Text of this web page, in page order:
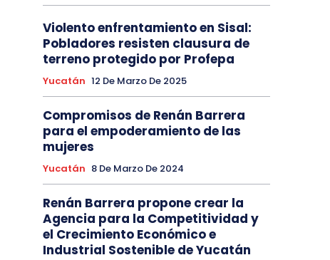
Violento enfrentamiento en Sisal:
Pobladores resisten clausura de
terreno protegido por Profepa
Yucatán 12 De Marzo De 2025
Compromisos de Renán Barrera
para el empoderamiento de las
mujeres
Yucatán 8 De Marzo De 2024
Renán Barrera propone crear la
Agencia para la Competitividad y
el Crecimiento Económico e
Industrial Sostenible de Yucatán